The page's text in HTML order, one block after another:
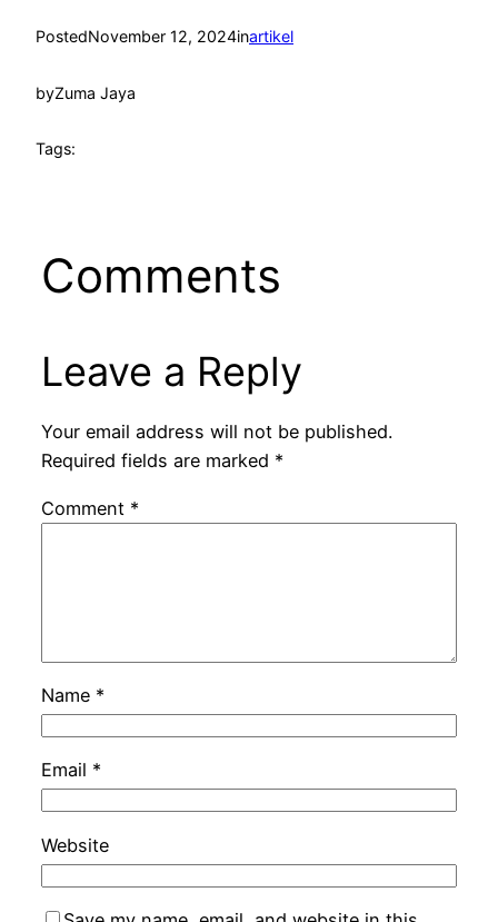
PostedNovember 12, 2024inartikel
byZuma Jaya
Tags:
Comments
Leave a Reply
Your email address will not be published.
Required fields are marked *
Comment *
Name *
Email *
Website